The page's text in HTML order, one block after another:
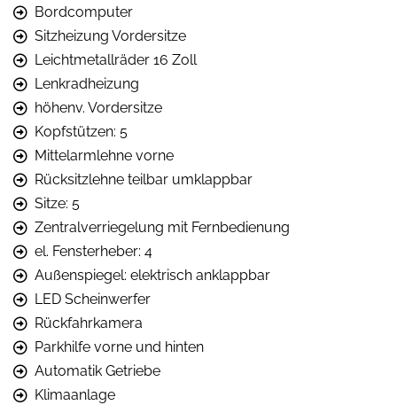
Bordcomputer
Sitzheizung Vordersitze
Leichtmetallräder 16 Zoll
Lenkradheizung
höhenv. Vordersitze
Kopfstützen: 5
Mittelarmlehne vorne
Rücksitzlehne teilbar umklappbar
Sitze: 5
Zentralverriegelung mit Fernbedienung
el. Fensterheber: 4
Außenspiegel: elektrisch anklappbar
LED Scheinwerfer
Rückfahrkamera
Parkhilfe vorne und hinten
Automatik Getriebe
Klimaanlage